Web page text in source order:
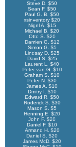
Steve D. $50
Sean F. $50
Paul G. B. $50
xsinventory $20
Nigel A. $15
Michael B. $20
Otto S. $20
Damien G. $12
Simon G. $5
Lindsay D. $25
David S. $25
Laurent L. $40
Peter van G. $10
Graham S. $10
Peter N. $30
James A. $10
Dmitry I. $10
Edward R. $50
Roderick S. $30
Mason S. $5
Henning E. $20
John F. $20
Daniel F. $10
Armand H. $20
Daniel S. $20
James McD. $20